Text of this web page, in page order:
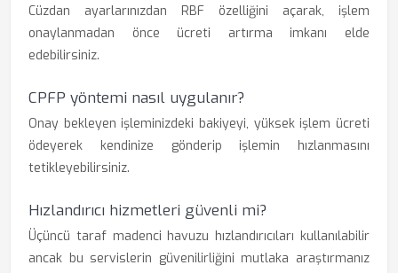
Cüzdan ayarlarınızdan RBF özelliğini açarak, işlem
onaylanmadan önce ücreti artırma imkanı elde
edebilirsiniz.
CPFP yöntemi nasıl uygulanır?
Onay bekleyen işleminizdeki bakiyeyi, yüksek işlem ücreti
ödeyerek kendinize gönderip işlemin hızlanmasını
tetikleyebilirsiniz.
Hızlandırıcı hizmetleri güvenli mi?
Üçüncü taraf madenci havuzu hızlandırıcıları kullanılabilir
ancak bu servislerin güvenilirliğini mutlaka araştırmanız